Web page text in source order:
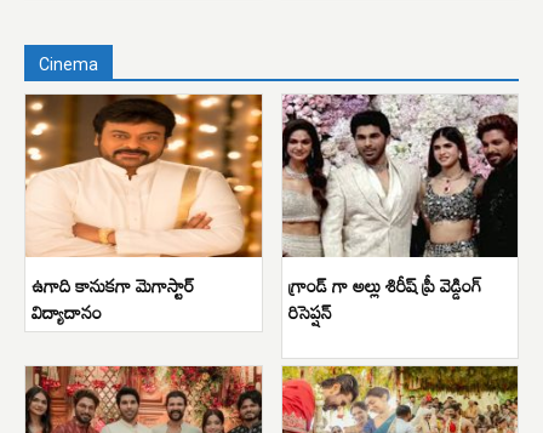
Cinema
ఉగాది కానుకగా మెగాస్టార్
విద్యాదానం
గ్రాండ్ గా అల్లు శిరీష్ ప్రీ వెడ్డింగ్
రిసెప్షన్